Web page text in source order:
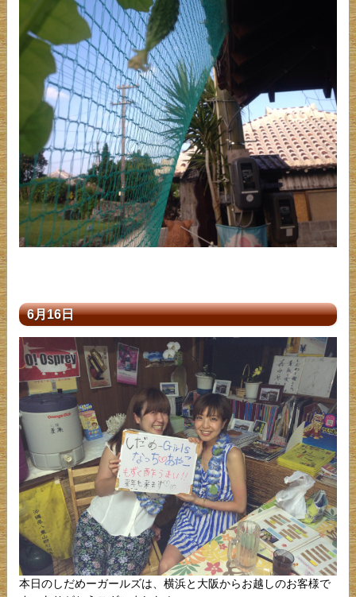
6月16日
本日のしだめーガールズは、横浜と大阪からお越しのお客様で